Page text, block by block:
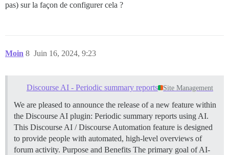
pas) sur la façon de configurer cela ?
Moin Juin 16, 2024, 9:23
8
Discourse AI - Periodic summary reports Site Management
We are pleased to announce the release of a new feature within
the Discourse AI plugin: Periodic summary reports using AI.
This Discourse AI / Discourse Automation feature is designed
to provide people with automated, high-level overviews of
forum activity. Purpose and Benefits The primary goal of AI-